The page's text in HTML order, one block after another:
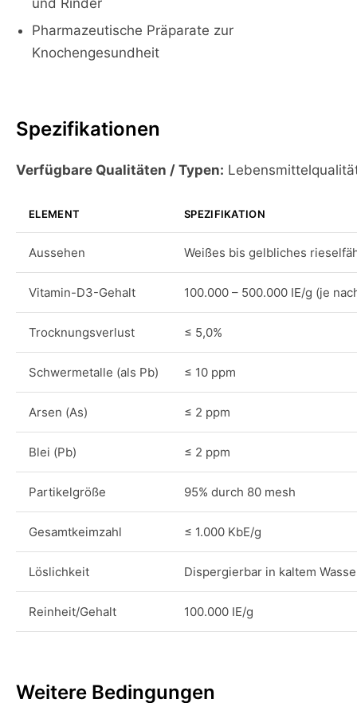
und Rinder
Pharmazeutische Präparate zur
Knochengesundheit
Spezifikationen
Verfügbare Qualitäten / Typen:
ELEMENT SPEZIFIKATION
Aussehen Weißes bis gelbliches
Vitamin-D3-Gehalt 100.000 – 500.000 IE/g (je
Trocknungsverlust ≤ 5,0%
Schwermetalle (als Pb) ≤ 10 ppm
Arsen (As) ≤ 2 ppm
Blei (Pb) ≤ 2 ppm
Partikelgröße 95% durch 80 mesh
Gesamtkeimzahl ≤ 1.000 KbE/g
Löslichkeit Dispergierbar in kaltem
Reinheit/Gehalt 100.000 IE/g
Weitere Bedingungen